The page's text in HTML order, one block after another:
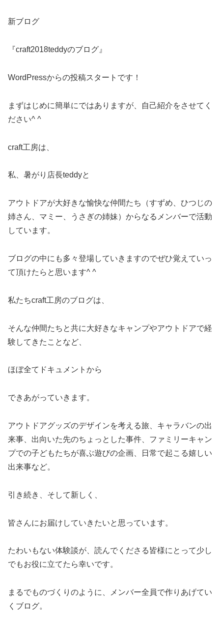
新ブログ
『craft2018teddyのブログ』
WordPressからの投稿スタートです！
まずはじめに簡単にではありますが、自己紹介をさせてく
ださい^ ^
craft工房は、
私、暑がり店長teddyと
アウトドアが大好きな愉快な仲間たち（すずめ、ひつじの
姉さん、マミー、うさぎの姉妹）からなるメンバーで活動
しています。
ブログの中にも多々登場していきますのでぜひ覚えていっ
て頂けたらと思います^ ^
私たちcraft工房のブログは、
そんな仲間たちと共に大好きなキャンプやアウトドアで経
験してきたことなど、
ほぼ全てドキュメントから
できあがっていきます。
アウトドアグッズのデザインを考える旅、キャラバンの出
来事、出向いた先のちょっとした事件、ファミリーキャン
プでの子どもたちが喜ぶ遊びの企画、日常で起こる嬉しい
出来事など。
引き続き、そして新しく、
皆さんにお届けしていきたいと思っています。
たわいもない体験談が、読んでくださる皆様にとって少し
でもお役に立てたら幸いです。
まるでものづくりのように、メンバー全員で作りあげてい
くブログ。